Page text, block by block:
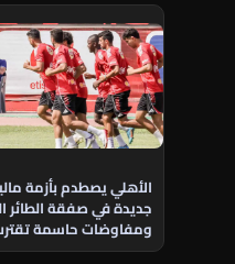
الأهلي يصطدم بأزمة
جديدة في صفقة الطائر
ومفاوضات حاسمة
الحسم